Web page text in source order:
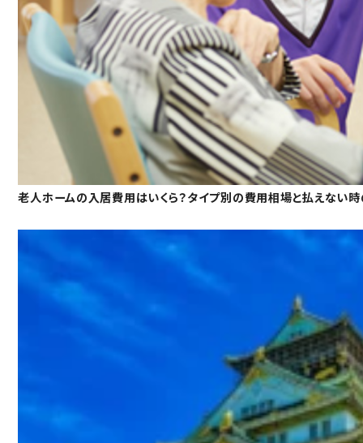
老人ホームの入居費用はいくら？タイプ別の費用相場と払えない